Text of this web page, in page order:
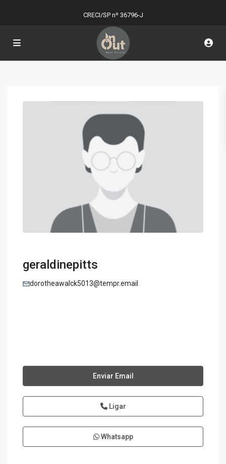
CRECI/SP nº 36796-J
geraldinepitts
dorotheawalck5013@tempr.email
Enviar Email
Ligar
Whatsapp